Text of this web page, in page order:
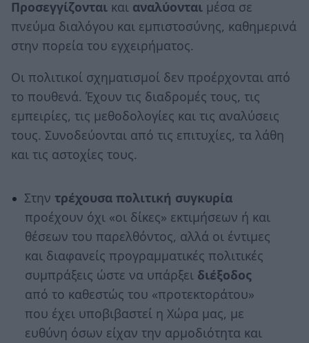
Προσεγγίζονται και αναλύονται μέσα σε
πνεύμα διαλόγου και εμπιστοσύνης, καθημερινά
στην πορεία του εγχειρήματος.
Οι πολιτικοί σχηματισμοί δεν προέρχονται από
το πουθενά. Έχουν τις διαδρομές τους, τις
εμπειρίες, τις μεθοδολογίες και τις αναλύσεις
τους. Συνοδεύονται από τις επιτυχίες, τα λάθη
και τις αστοχίες τους.
Στην τρέχουσα πολιτική συγκυρία
προέχουν όχι «οι δίκες» εκτιμήσεων ή και
θέσεων του παρελθόντος, αλλά οι έντιμες
και διαφανείς προγραμματικές πολιτικές
συμπράξεις ώστε να υπάρξει διέξοδος
από το καθεστώς του «προτεκτοράτου»
που έχει υποβιβαστεί η Χώρα μας, με
ευθύνη όσων είχαν την αρμοδιότητα και